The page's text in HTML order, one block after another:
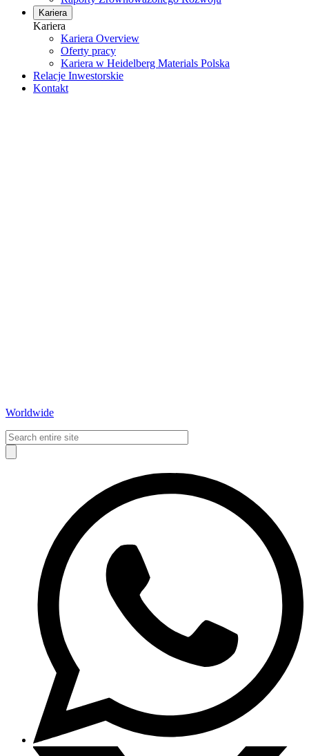
Kariera
Kariera
Kariera Overview
Oferty pracy
Kariera w Heidelberg Materials Polska
Relacje Inwestorskie
Kontakt
Worldwide